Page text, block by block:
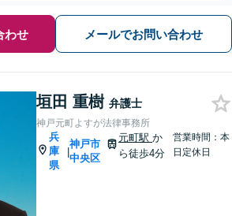
わせ メールでお問い合わせ
垣田 重樹 弁護士
神戸元町よすが法律事務所
兵
庫
県
|
神戸市
中央区
元町駅 か
ら徒歩4分
営業時間：本
日定休日